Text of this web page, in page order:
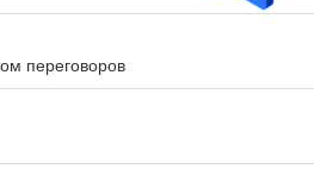
переговоров